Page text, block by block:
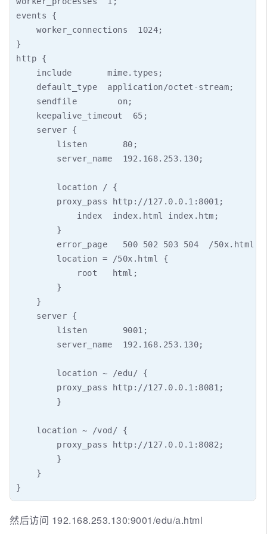
events {
    worker_connections  1024;
}
http {
    include       mime.types;
    default_type  application/octet-stream;
    sendfile        on;
    keepalive_timeout  65;
    server {
        listen       80;
        server_name  192.168.253.130;
        location / {
        proxy_pass http://127.0.0.1:8001;
            index  index.html index.htm;
        }
        error_page   500 502 503 504  /50x.html;
        location = /50x.html {
            root   html;
        }
    }
    server {
        listen       9001;
        server_name  192.168.253.130;
        location ~ /edu/ {
        proxy_pass http://127.0.0.1:8081;
        }
    location ~ /vod/ {
        proxy_pass http://127.0.0.1:8082;
        }
    }
}
然后访问 192.168.253.130:9001/edu/a.html